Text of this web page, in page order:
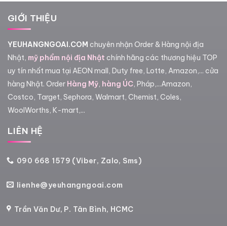
GIỚI THIỆU
YEUHANGNGOAI.COM chuyên nhận Order & Hàng nội địa
Nhật, mỹ phẩm nội địa Nhật chính hãng các thương hiệu TOP
uy tín nhất mua tại AEON mall, Duty free, Lotte, Amazon,... cửa
hàng Nhật. Order Hàng Mỹ, hàng ÚC, Pháp,...Amazon,
Costco, Target, Sephora, Walmart, Chemist, Coles,
WoolWorths, K-mart,...
LIÊN HỆ
090 668 1579 (Viber, Zalo, Sms)
lienhe@yeuhangngoai.com
Trần Văn Dư, P. Tân Bình, HCMC